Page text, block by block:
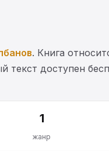
. Книга
текст доступен
1
жанр